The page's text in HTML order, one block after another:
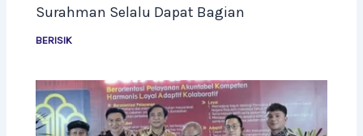
Surahman Selalu Dapat Bagian
BERISIK